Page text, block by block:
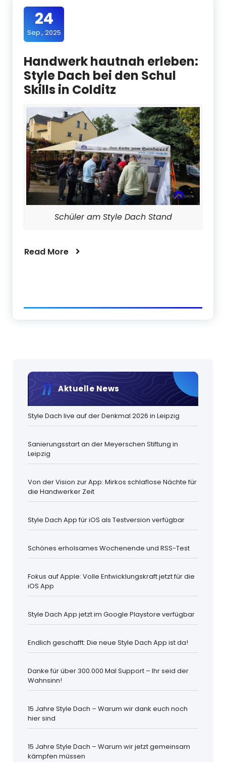
24
Sep., 2025
Handwerk hautnah erleben:
Style Dach bei den Schul
Skills in Colditz
Schüler am Style Dach Stand
Read More
Aktuelle News
Style Dach live auf der Denkmal 2026 in Leipzig
Sanierungsstart an der Meyerschen Stiftung in
Leipzig
Von der Vision zur App: Mirkos schlaflose Nächte für
die Handwerker Zeit
Style Dach App für iOS als Testversion verfügbar
Schönes erholsames Wochenende und RSS-Test
Fokus auf Apple: Volle Entwicklungskraft jetzt für die
iOS App
Style Dach App jetzt im Google Playstore verfügbar
Endlich geschafft: Die neue Style Dach App ist da!
Danke für über 300.000 Mal Support – Ihr seid der
Wahnsinn!
15 Jahre Style Dach – Warum wir dank euch noch
hier sind
15 Jahre Style Dach – Warum wir jetzt gemeinsam
kämpfen müssen